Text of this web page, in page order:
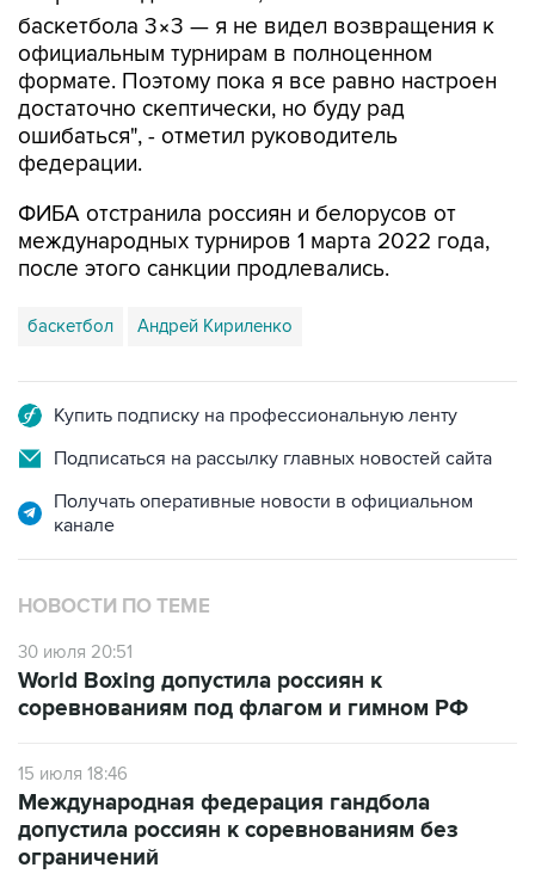
баскетбола 3×3 — я не видел возвращения к
официальным турнирам в полноценном
формате. Поэтому пока я все равно настроен
достаточно скептически, но буду рад
ошибаться", - отметил руководитель
федерации.
ФИБА отстранила россиян и белорусов от
международных турниров 1 марта 2022 года,
после этого санкции продлевались.
баскетбол Андрей Кириленко
Купить подписку на профессиональную ленту
Подписаться на рассылку главных новостей сайта
Получать оперативные новости в официальном
канале
НОВОСТИ ПО ТЕМЕ
30 июля 20:51
World Boxing допустила россиян к
соревнованиям под флагом и гимном РФ
15 июля 18:46
Международная федерация гандбола
допустила россиян к соревнованиям без
ограничений